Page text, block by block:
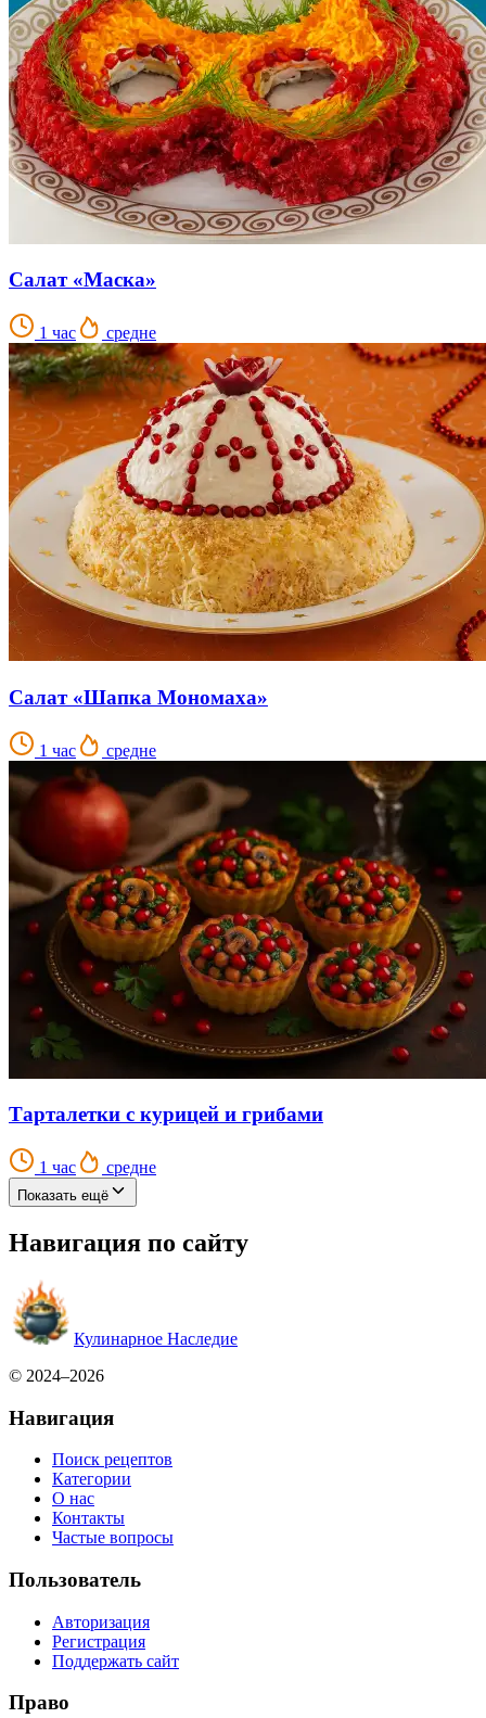
Салат «Маска»
1 час средне
Салат «Шапка Мономаха»
1 час средне
Тарталетки с курицей и грибами
1 час средне
Показать ещё
Навигация по сайту
Кулинарное Наследие
© 2024–2026
Навигация
Поиск рецептов
Категории
О нас
Контакты
Частые вопросы
Пользователь
Авторизация
Регистрация
Поддержать сайт
Право